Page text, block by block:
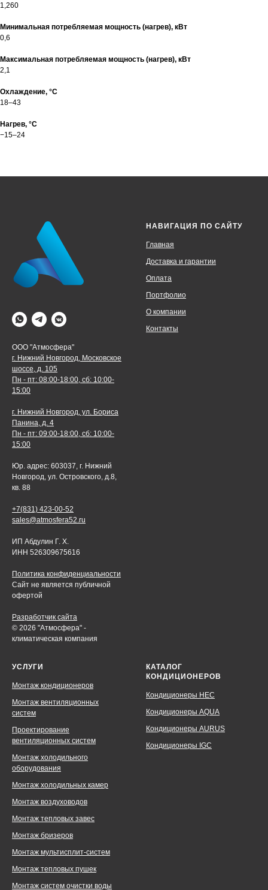
1,260
Минимальная потребляемая мощность (нагрев), кВт
0,6
Максимальная потребляемая мощность (нагрев), кВт
2,1
Охлаждение, °С
18–43
Нагрев, °С
−15–24
ООО "Атмосфера"
г. Нижний Новгород, Московское
шоссе, д. 105
Пн - пт: 08:00-18:00, сб: 10:00-
15:00
г. Нижний Новгород, ул. Бориса
Панина, д. 4
Пн - пт: 09:00-18:00, сб: 10:00-
15:00
Юр. адрес: 603037, г. Нижний
Новгород, ул. Островского, д.8,
кв. 88
+7(831) 423-00-52
sales@atmosfera52.ru
ИП Абдулин Г. Х.
ИНН 526309675616
Политика конфиденциальности
Сайт не является публичной
офертой
Разработчик сайта
© 2026 "Атмосфера" -
климатическая компания
НАВИГАЦИЯ ПО САЙТУ
Главная
Доставка и гарантии
Оплата
Портфолио
О компании
Контакты
УСЛУГИ
Монтаж кондиционеров
Монтаж вентиляционных
систем
Проектирование
вентиляционных систем
Монтаж холодильного
оборудования
Монтаж холодильных камер
Монтаж воздуховодов
Монтаж тепловых завес
Монтаж бризеров
Монтаж мультисплит-систем
Монтаж тепловых пушек
Монтаж систем очистки воды
КАТАЛОГ
КОНДИЦИОНЕРОВ
Кондиционеры HEC
Кондиционеры AQUA
Кондиционеры AURUS
Кондиционеры IGC